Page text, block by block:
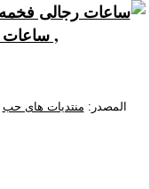
المصدر: منتديات هاى حب